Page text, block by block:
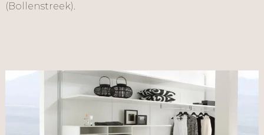
(Bollenstreek).